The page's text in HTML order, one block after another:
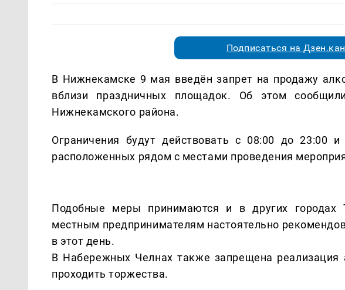
Подписаться на
В Нижнекамске 9 мая введён запрет на продажу
вблизи праздничных площадок. Об этом
Нижнекамского района.
Ограничения будут действовать с 08:00 до 23:00 и
расположенных рядом с местами проведения
Подобные меры принимаются и в других городах
местным предпринимателям настоятельно
в этот день.
В Набережных Челнах также запрещена реализация
проходить торжества.